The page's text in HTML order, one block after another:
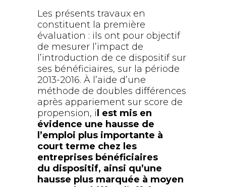
Les présents travaux en
constituent la première
évaluation : ils ont pour objectif
de mesurer l’impact de
l’introduction de ce dispositif sur
ses bénéficiaires, sur la période
2013-2016. À l’aide d’une
méthode de doubles différences
après appariement sur score de
propension, i l est mis en
évidence une hausse de
l’emploi plus importante à
court terme chez les
entreprises bénéficiaires
du dispositif, ainsi qu’une
hausse plus marquée à moyen